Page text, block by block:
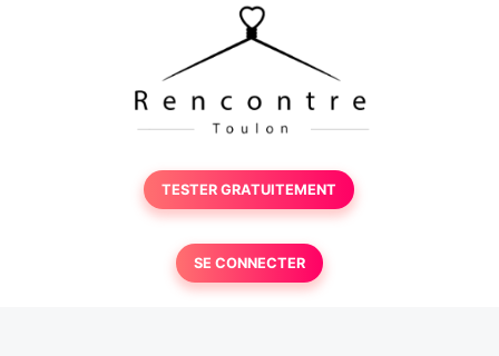
TESTER GRATUITEMENT
SE CONNECTER